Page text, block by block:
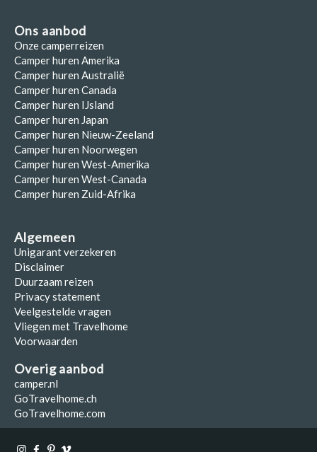
Ons aanbod
Onze camperreizen
Camper huren Amerika
Camper huren Australië
Camper huren Canada
Camper huren IJsland
Camper huren Japan
Camper huren Nieuw-Zeeland
Camper huren Noorwegen
Camper huren West-Amerika
Camper huren West-Canada
Camper huren Zuid-Afrika
Algemeen
Unigarant verzekeren
Disclaimer
Duurzaam reizen
Privacy statement
Veelgestelde vragen
Vliegen met Travelhome
Voorwaarden
Overig aanbod
camper.nl
GoTravelhome.ch
GoTravelhome.com